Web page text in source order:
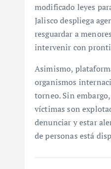
modificado leyes
Jalisco despliega
resguardar a
intervenir con
Asimismo,
organismos
torneo. Sin
víctimas son
denunciar y estar
de personas está